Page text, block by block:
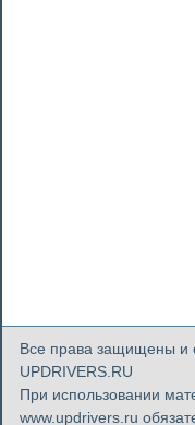
Все права защищены и
UPDRIVERS.RU
При использовании
www.updrivers.ru